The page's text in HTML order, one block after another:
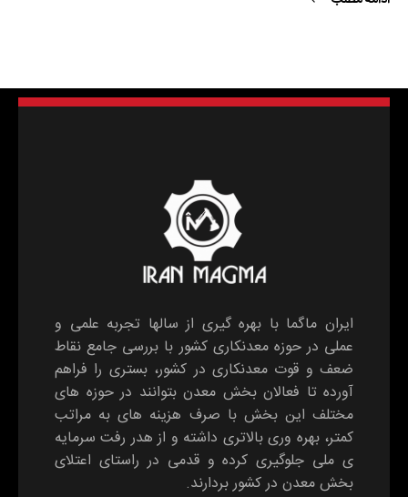
ایران ماگما با بهره گیری از سالها تجربه علمی و
عملی در حوزه معدنکاری کشور با بررسی جامع نقاط
ضعف و قوت معدنکاری در کشور، بستری را فراهم
آورده تا فعالان بخش معدن بتوانند در حوزه های
مختلف این بخش با صرف هزینه های به مراتب
کمتر، بهره وری بالاتری داشته و از هدر رفت سرمایه
ی ملی جلوگیری کرده و قدمی در راستای اعتلای
بخش معدن در کشور بردارند.